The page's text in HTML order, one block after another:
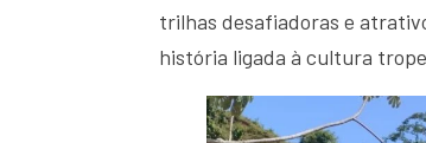
trilhas desafiadoras e
história ligada à cultura